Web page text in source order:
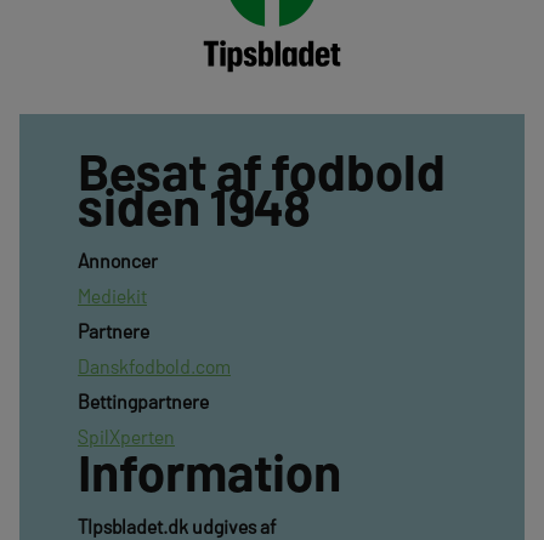
Besat af fodbold
siden 1948
Annoncer
Mediekit
Partnere
Danskfodbold.com
Bettingpartnere
SpilXperten
Information
TIpsbladet.dk udgives af